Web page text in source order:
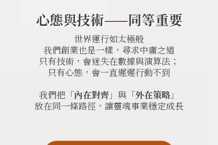
心態與技術——同等重要
世界運行如太極般
我們創業也是一樣，尋求中庸之道
只有技術，會迷失在數據與演算法；
只有心態，會一直遲遲行動不到
我們把「內在對齊」與「外在策略」
放在同一條路徑，讓靈魂事業穩定成長